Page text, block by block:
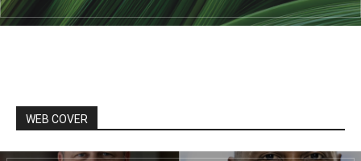
WEB COVER